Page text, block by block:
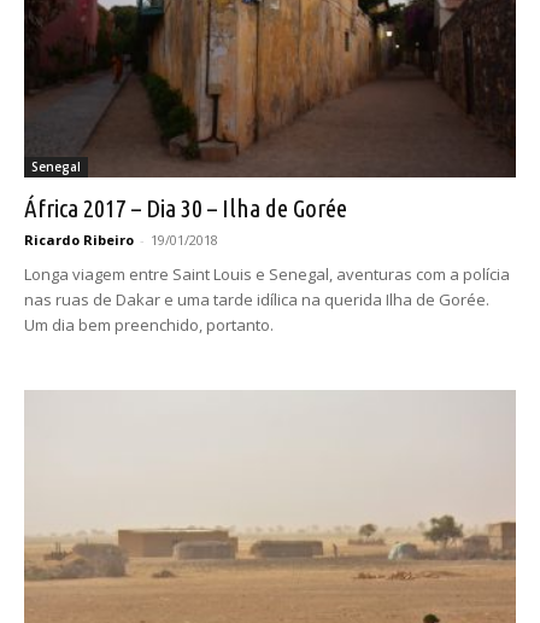
Senegal
África 2017 – Dia 30 – Ilha de Gorée
Ricardo Ribeiro - 19/01/2018
Longa viagem entre Saint Louis e Senegal, aventuras com a polícia
nas ruas de Dakar e uma tarde idílica na querida Ilha de Gorée.
Um dia bem preenchido, portanto.